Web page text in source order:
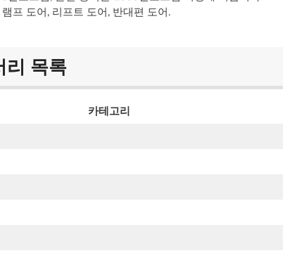
프 도어, 리프트 도어, 반대편 도어.
리 목록
카테고리